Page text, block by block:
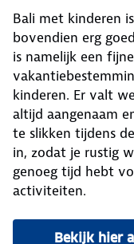
Bali met kinderen
bovendien erg
is namelijk een
kinderen. Er valt
altijd aangenaam
te slikken tijdens
in, zodat je rustig
genoeg tijd hebt
activiteiten.
Bekijk hier